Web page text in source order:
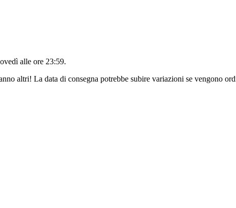
alle ore 23:59.
altri! La data di consegna potrebbe subire variazioni se vengono